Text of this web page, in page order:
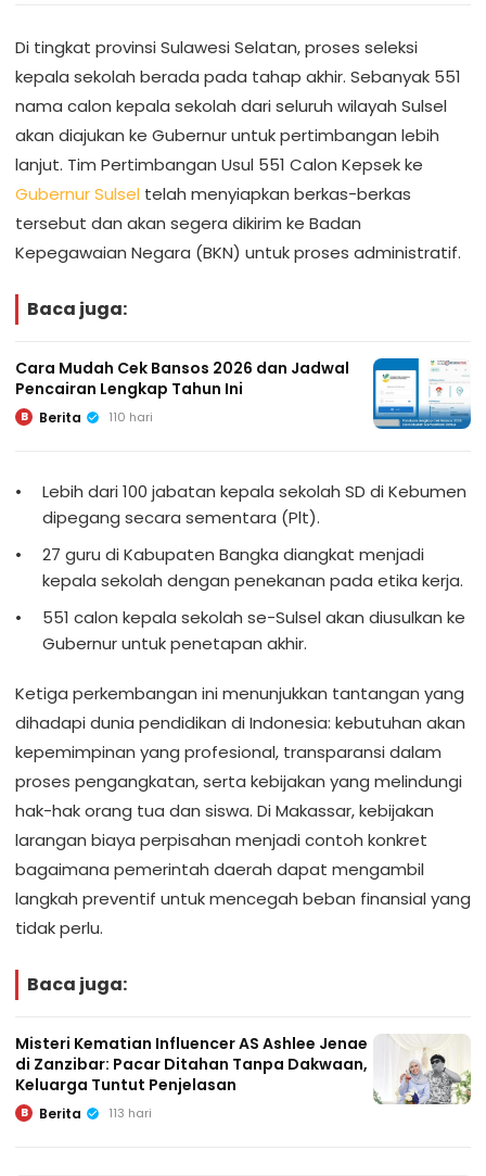
Di tingkat provinsi Sulawesi Selatan, proses seleksi
kepala sekolah berada pada tahap akhir. Sebanyak 551
nama calon kepala sekolah dari seluruh wilayah Sulsel
akan diajukan ke Gubernur untuk pertimbangan lebih
lanjut. Tim Pertimbangan Usul 551 Calon Kepsek ke
Gubernur Sulsel telah menyiapkan berkas-berkas
tersebut dan akan segera dikirim ke Badan
Kepegawaian Negara (BKN) untuk proses administratif.
Baca juga:
Cara Mudah Cek Bansos 2026 dan Jadwal
Pencairan Lengkap Tahun Ini
B Berita 110 hari
Lebih dari 100 jabatan kepala sekolah SD di Kebumen
dipegang secara sementara (Plt).
27 guru di Kabupaten Bangka diangkat menjadi
kepala sekolah dengan penekanan pada etika kerja.
551 calon kepala sekolah se-Sulsel akan diusulkan ke
Gubernur untuk penetapan akhir.
Ketiga perkembangan ini menunjukkan tantangan yang
dihadapi dunia pendidikan di Indonesia: kebutuhan akan
kepemimpinan yang profesional, transparansi dalam
proses pengangkatan, serta kebijakan yang melindungi
hak-hak orang tua dan siswa. Di Makassar, kebijakan
larangan biaya perpisahan menjadi contoh konkret
bagaimana pemerintah daerah dapat mengambil
langkah preventif untuk mencegah beban finansial yang
tidak perlu.
Baca juga:
Misteri Kematian Influencer AS Ashlee Jenae
di Zanzibar: Pacar Ditahan Tanpa Dakwaan,
Keluarga Tuntut Penjelasan
B Berita 113 hari